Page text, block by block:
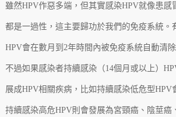
雖然HPV作惡多端，但其實感染HPV就像患感
都是一過性，這主要歸功於我們的免疫系統。
HPV會在數月到2年時間內被免疫系統自動清除
不過如果感染者持續感染（14個月或以上）
展成HPV相關疾病，比如持續感染低危型HPV
持續感染高危HPV則會發展為宮頸癌、陰莖癌